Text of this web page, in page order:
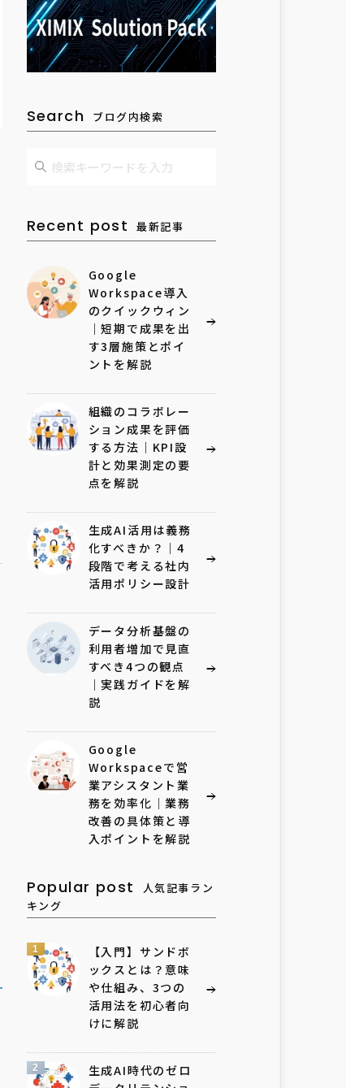
Search ブログ内検索
Recent post 最新記事
Google
Workspace導入
のクイックウィン
｜短期で成果を出
す3層施策とポイ
ントを解説
組織のコラボレー
ション成果を評価
する方法｜KPI設
計と効果測定の要
点を解説
生成AI活用は義務
化すべきか？｜4
段階で考える社内
活用ポリシー設計
データ分析基盤の
利用者増加で見直
すべき4つの観点
｜実践ガイドを解
説
Google
Workspaceで営
業アシスタント業
務を効率化｜業務
改善の具体策と導
入ポイントを解説
Popular post
人気記事ラン
キング
1
【入門】サンドボ
ックスとは？意味
や仕組み、3つの
活用法を初心者向
けに解説
2
生成AI時代のゼロ